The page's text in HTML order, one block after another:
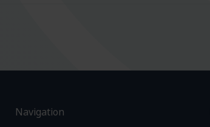
Navigation